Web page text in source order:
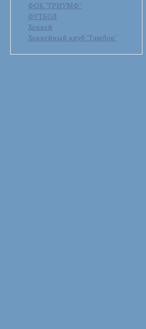
ФОК "ТРИУМФ"
ФУТБОЛ
Хоккей
Хоккейный клуб "Тамбов"